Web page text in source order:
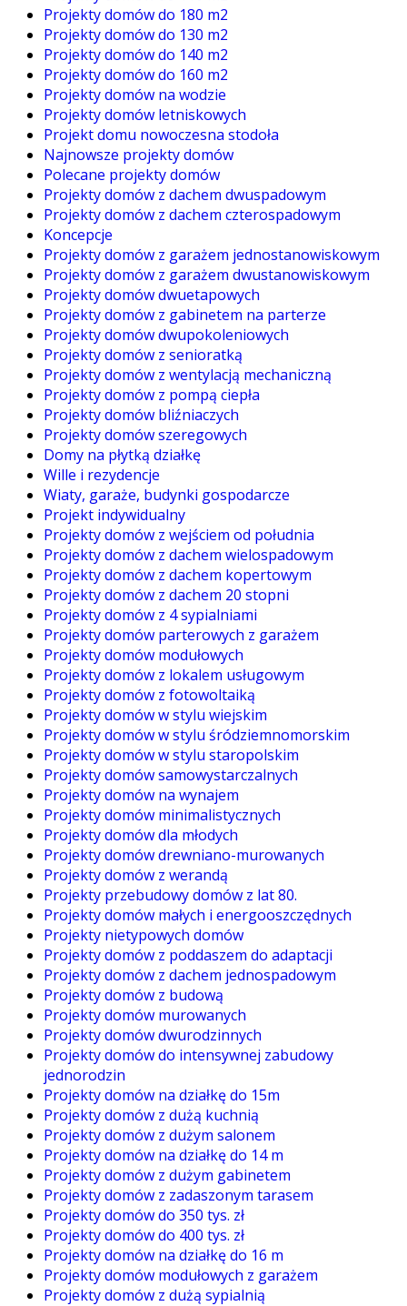
Projekty domów do 180 m2
Projekty domów do 130 m2
Projekty domów do 140 m2
Projekty domów do 160 m2
Projekty domów na wodzie
Projekty domów letniskowych
Projekt domu nowoczesna stodoła
Najnowsze projekty domów
Polecane projekty domów
Projekty domów z dachem dwuspadowym
Projekty domów z dachem czterospadowym
Koncepcje
Projekty domów z garażem jednostanowiskowym
Projekty domów z garażem dwustanowiskowym
Projekty domów dwuetapowych
Projekty domów z gabinetem na parterze
Projekty domów dwupokoleniowych
Projekty domów z senioratką
Projekty domów z wentylacją mechaniczną
Projekty domów z pompą ciepła
Projekty domów bliźniaczych
Projekty domów szeregowych
Domy na płytką działkę
Wille i rezydencje
Wiaty, garaże, budynki gospodarcze
Projekt indywidualny
Projekty domów z wejściem od południa
Projekty domów z dachem wielospadowym
Projekty domów z dachem kopertowym
Projekty domów z dachem 20 stopni
Projekty domów z 4 sypialniami
Projekty domów parterowych z garażem
Projekty domów modułowych
Projekty domów z lokalem usługowym
Projekty domów z fotowoltaiką
Projekty domów w stylu wiejskim
Projekty domów w stylu śródziemnomorskim
Projekty domów w stylu staropolskim
Projekty domów samowystarczalnych
Projekty domów na wynajem
Projekty domów minimalistycznych
Projekty domów dla młodych
Projekty domów drewniano-murowanych
Projekty domów z werandą
Projekty przebudowy domów z lat 80.
Projekty domów małych i energooszczędnych
Projekty nietypowych domów
Projekty domów z poddaszem do adaptacji
Projekty domów z dachem jednospadowym
Projekty domów z budową
Projekty domów murowanych
Projekty domów dwurodzinnych
Projekty domów do intensywnej zabudowy
jednorodzin
Projekty domów na działkę do 15m
Projekty domów z dużą kuchnią
Projekty domów z dużym salonem
Projekty domów na działkę do 14 m
Projekty domów z dużym gabinetem
Projekty domów z zadaszonym tarasem
Projekty domów do 350 tys. zł
Projekty domów do 400 tys. zł
Projekty domów na działkę do 16 m
Projekty domów modułowych z garażem
Projekty domów z dużą sypialnią